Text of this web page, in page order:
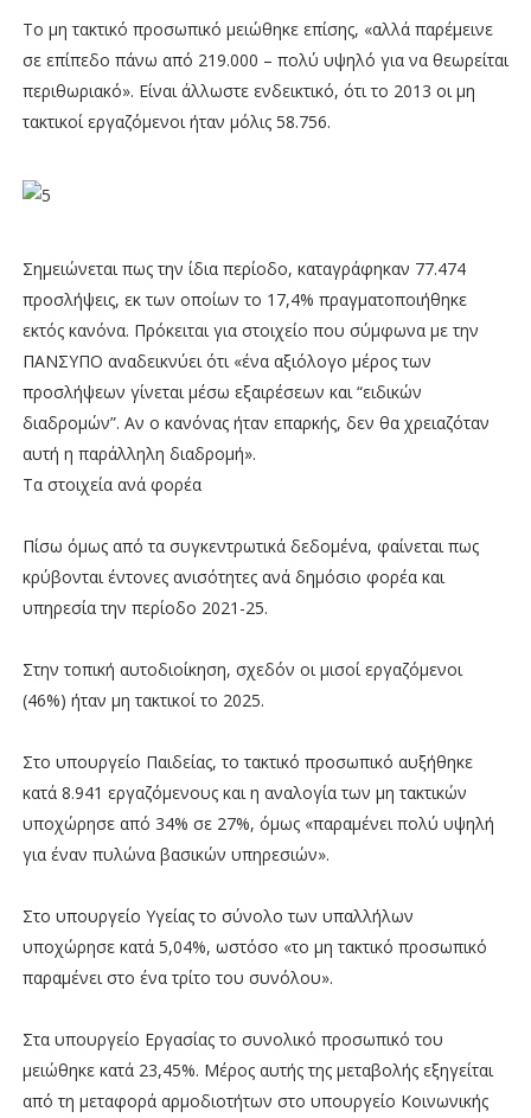
Το μη τακτικό προσωπικό μειώθηκε επίσης, «αλλά παρέμεινε
σε επίπεδο πάνω από 219.000 – πολύ υψηλό για να θεωρείται
περιθωριακό». Είναι άλλωστε ενδεικτικό, ότι το 2013 οι μη
τακτικοί εργαζόμενοι ήταν μόλις 58.756.
Σημειώνεται πως την ίδια περίοδο, καταγράφηκαν 77.474
προσλήψεις, εκ των οποίων το 17,4% πραγματοποιήθηκε
εκτός κανόνα. Πρόκειται για στοιχείο που σύμφωνα με την
ΠΑΝΣΥΠΟ αναδεικνύει ότι «ένα αξιόλογο μέρος των
προσλήψεων γίνεται μέσω εξαιρέσεων και “ειδικών
διαδρομών”. Αν ο κανόνας ήταν επαρκής, δεν θα χρειαζόταν
αυτή η παράλληλη διαδρομή».
Τα στοιχεία ανά φορέα
Πίσω όμως από τα συγκεντρωτικά δεδομένα, φαίνεται πως
κρύβονται έντονες ανισότητες ανά δημόσιο φορέα και
υπηρεσία την περίοδο 2021-25.
Στην τοπική αυτοδιοίκηση, σχεδόν οι μισοί εργαζόμενοι
(46%) ήταν μη τακτικοί το 2025.
Στο υπουργείο Παιδείας, το τακτικό προσωπικό αυξήθηκε
κατά 8.941 εργαζόμενους και η αναλογία των μη τακτικών
υποχώρησε από 34% σε 27%, όμως «παραμένει πολύ υψηλή
για έναν πυλώνα βασικών υπηρεσιών».
Στο υπουργείο Υγείας το σύνολο των υπαλλήλων
υποχώρησε κατά 5,04%, ωστόσο «το μη τακτικό προσωπικό
παραμένει στο ένα τρίτο του συνόλου».
Στα υπουργείο Εργασίας το συνολικό προσωπικό του
μειώθηκε κατά 23,45%. Μέρος αυτής της μεταβολής εξηγείται
από τη μεταφορά αρμοδιοτήτων στο υπουργείο Κοινωνικής